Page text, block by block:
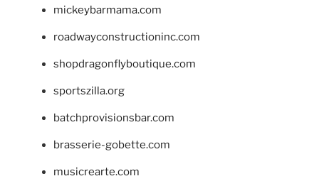
mickeybarmama.com
roadwayconstructioninc.com
shopdragonflyboutique.com
sportszilla.org
batchprovisionsbar.com
brasserie-gobette.com
musicrearte.com